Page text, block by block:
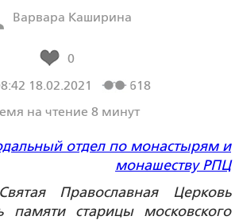
Варвара Каширина
0
18.02.2021
618
на чтение 8 минут
отдел по монастырям и
монашеству РПЦ
Православная Церковь
памяти старицы московского